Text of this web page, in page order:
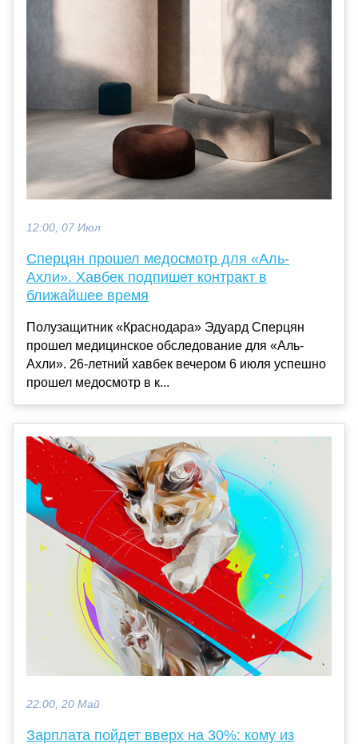
12:00, 07 Июл
Сперцян прошел медосмотр для «Аль-
Ахли». Хавбек подпишет контракт в
ближайшее время
Полузащитник «Краснодара» Эдуард Сперцян
прошел медицинское обследование для «Аль-
Ахли». 26-летний хавбек вечером 6 июля успешно
прошел медосмотр в к...
22:00, 20 Май
Зарплата пойдет вверх на 30%: кому из